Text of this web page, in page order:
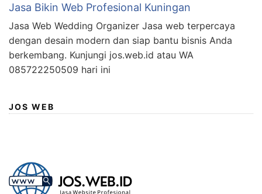
Jasa Bikin Web Profesional Kuningan
Jasa Web Wedding Organizer Jasa web terpercaya
dengan desain modern dan siap bantu bisnis Anda
berkembang. Kunjungi jos.web.id atau WA
085722250509 hari ini
JOS WEB